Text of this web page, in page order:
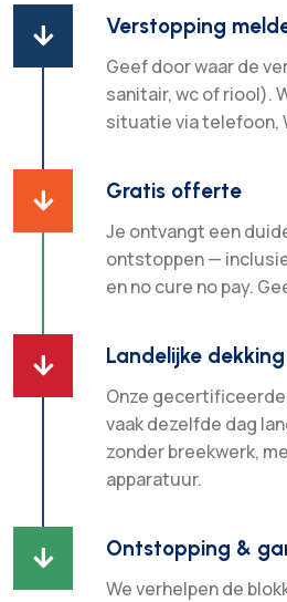
 Verstopping
Geef door waar de
sanitair, wc of riool).
situatie via telefoon,
 Gratis offerte
Je ontvangt een
ontstoppen —
en no cure no pay.
 Landelijke dekking
Onze
vaak dezelfde dag
zonder breekwerk,
apparatuur.
 Ontstopping &
We verhelpen de